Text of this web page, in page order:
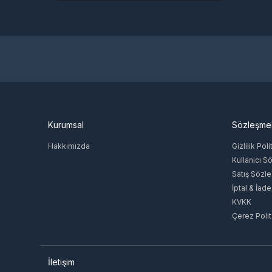
Kurumsal
Hakkımızda
Gizlilik
Kullanıcı
Satış
İptal & İade
KVKK
Çerez
İletişim